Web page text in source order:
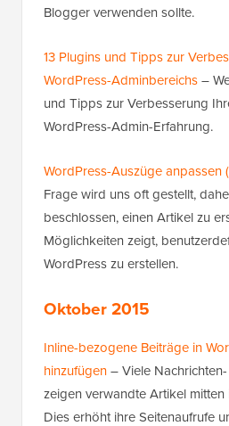
Blogger verwenden sollte.
13 Plugins und Tipps zur
WordPress-Adminbereichs–
und Tipps zur Verbesserung
WordPress-Admin-Erfahrung.
WordPress-Auszüge anpassen
Frage wird uns oft gestellt,
beschlossen, einen Artikel zu
Möglichkeiten zeigt,
WordPress zu erstellen.
Oktober 2015
Inline-bezogene Beiträge in
hinzufügen– Viele
zeigen verwandte Artikel
Dies erhöht ihre Seitenaufrufe